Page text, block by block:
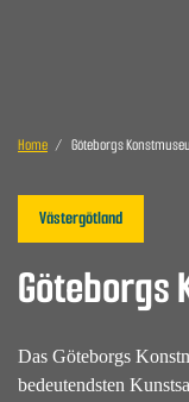
Home Göteborgs
Västergötland
Göteborgs
Das Göteborgs
bedeutendsten